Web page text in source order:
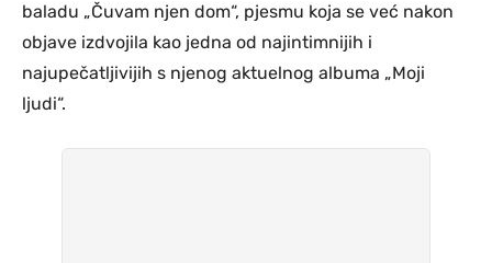
baladu „Čuvam njen dom“, pjesmu koja se već nakon
objave izdvojila kao jedna od najintimnijih i
najupečatljivijih s njenog aktuelnog albuma „Moji
ljudi“.